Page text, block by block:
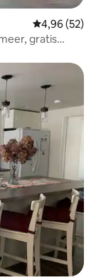
Gemiddelde
4,96 (52)
gratis